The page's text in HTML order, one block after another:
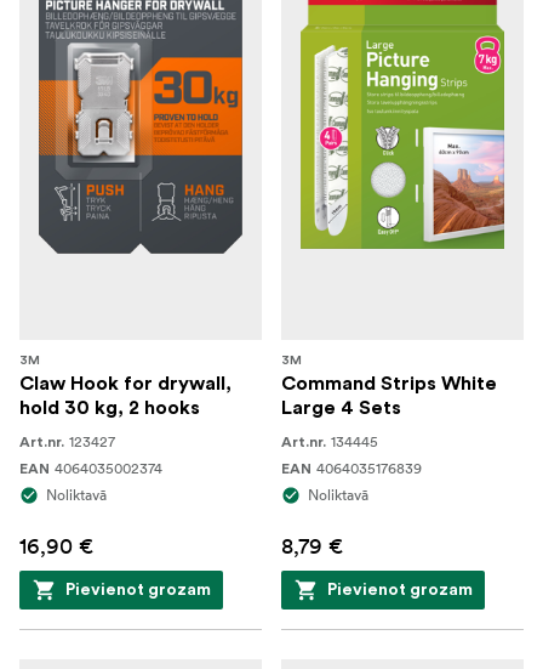
3M
Claw Hook for drywall,
hold 30 kg, 2 hooks
Art.nr. 123427
EAN 4064035002374
Noliktavā
16,90 €
Pievienot grozam
3M
Command Strips White
Large 4 Sets
Art.nr. 134445
EAN 4064035176839
Noliktavā
8,79 €
Pievienot grozam